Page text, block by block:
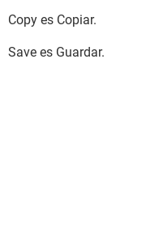
Copy es Copiar.
Save es Guardar.